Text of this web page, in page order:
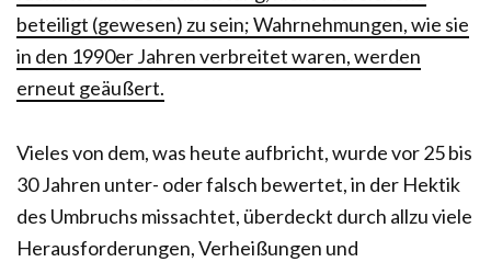
beteiligt (gewesen) zu sein; Wahrnehmungen, wie sie
in den 1990er Jahren verbreitet waren, werden
erneut geäußert.
Vieles von dem, was heute aufbricht, wurde vor 25 bis
30 Jahren unter- oder falsch bewertet, in der Hektik
des Umbruchs missachtet, überdeckt durch allzu viele
Herausforderungen, Verheißungen und